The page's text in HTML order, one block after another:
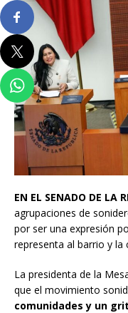
EN EL SENADO DE LA
agrupaciones de
por ser una expresión
representa al barrio y la
La presidenta de la
que el movimiento
comunidades y un